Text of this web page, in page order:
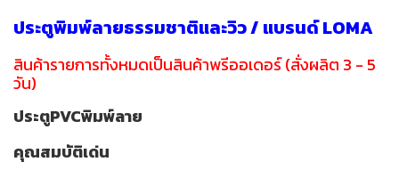
ประตูพิมพ์ลายธรรมชาติและวิว / แบรนด์ LOMA
สินค้ารายการทั้งหมดเป็นสินค้าพรีออเดอร์ (สั่งผลิต 3 - 5
วัน)
ประตูPVCพิมพ์ลาย
คุณสมบัติเด่น